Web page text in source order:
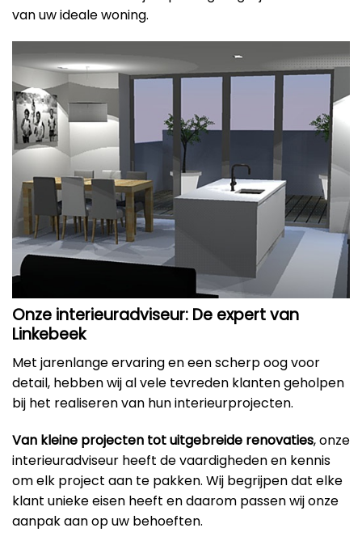
van uw ideale woning.
Onze interieuradviseur: De expert van
Linkebeek
Met jarenlange ervaring en een scherp oog voor
detail, hebben wij al vele tevreden klanten geholpen
bij het realiseren van hun interieurprojecten.
Van kleine projecten tot uitgebreide renovaties, onze
interieuradviseur heeft de vaardigheden en kennis
om elk project aan te pakken. Wij begrijpen dat elke
klant unieke eisen heeft en daarom passen wij onze
aanpak aan op uw behoeften.